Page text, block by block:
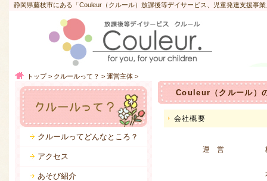
静岡県藤枝市にある「Couleur（クルール）放課後等デイサービス、児童発達支援事
トップ> クルールって？ > 運営主体 >
Couleur（クルール）
会社概要
運 営
クルールってどんなところ？
アクセス
あそび紹介